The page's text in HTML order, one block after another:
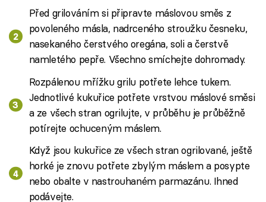
Před grilováním si připravte máslovou směs z
povoleného másla, nadrceného stroužku česneku,
nasekaného čerstvého oregána, soli a čerstvě
namletého pepře. Všechno smíchejte dohromady.
Rozpálenou mřížku grilu potřete lehce tukem.
Jednotlivé kukuřice potřete vrstvou máslové směsi
a ze všech stran ogrilujte, v průběhu je průběžně
potírejte ochuceným máslem.
Když jsou kukuřice ze všech stran ogrilované, ještě
horké je znovu potřete zbylým máslem a posypte
nebo obalte v nastrouhaném parmazánu. Ihned
podávejte.